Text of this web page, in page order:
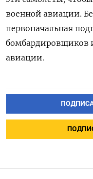
военной авиации.
первоначальная
бомбардировщиков
авиации.